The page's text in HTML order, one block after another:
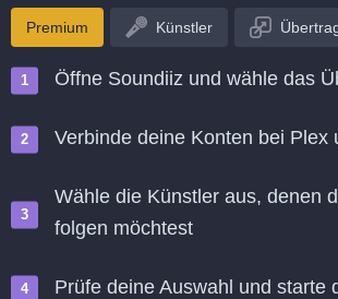
Premium Künstler
Öffne Soundiiz und wähle das
Verbinde deine Konten bei Plex
Wähle die Künstler aus, denen
folgen möchtest
Prüfe deine Auswahl und starte